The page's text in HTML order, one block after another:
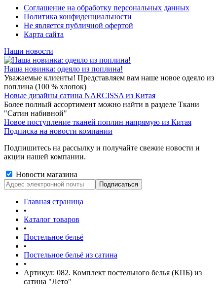
Соглашение на обработку персональных данных
Политика конфиденциальности
Не является публичной офертой
Карта сайта
Наши новости
Наша новинка: одеяло из поплина!
Уважаемые клиенты! Представляем вам наше новое одеяло из
поплина (100 % хлопок)
Новые дизайны сатина NARCISSA из Китая
Более полный ассортимент можно найти в разделе Ткани
"Сатин набивной"
Новое поступление тканей поплин напрямую из Китая
Подписка на новости компании
Подпишитесь на рассылку и получайте свежие новости и
акции нашей компании.
Новости магазина
Главная страница
•
Каталог товаров
•
Постельное бельё
•
Постельное бельё из сатина
•
Артикул: 082. Комплект постельного белья (КПБ) из
сатина "Лето"